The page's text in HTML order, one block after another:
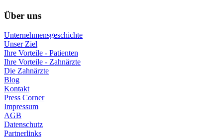
Über uns
Unternehmensgeschichte
Unser Ziel
Ihre Vorteile - Patienten
Ihre Vorteile - Zahnärzte
Die Zahnärzte
Blog
Kontakt
Press Corner
Impressum
AGB
Datenschutz
Partnerlinks